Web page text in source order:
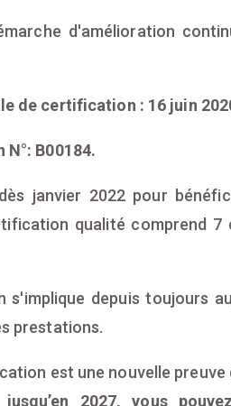
d'amélioration
de certification : 16 juin
B00184.
janvier 2022 pour
qualité comprend
s'implique depuis toujours
prestations.
est une nouvelle preuve
jusqu’en 2027, vous